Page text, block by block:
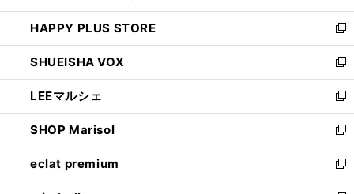
ン
ド
ウ
で
開
く
ウ
ィ
ン
ド
ウ
で
開
く
し
い
ウ
ィ
ン
ド
ウ
で
開
く
HAPPY PLUS STORE
新
し
い
ウ
ィ
ン
ド
ウ
で
開
SHUEISHA VOX
新
し
い
ウ
ィ
ン
ド
ウ
LEEマルシェ
新
し
い
ウ
ィ
ン
SHOP Marisol
新
し
い
ウ
eclat premium
新
し